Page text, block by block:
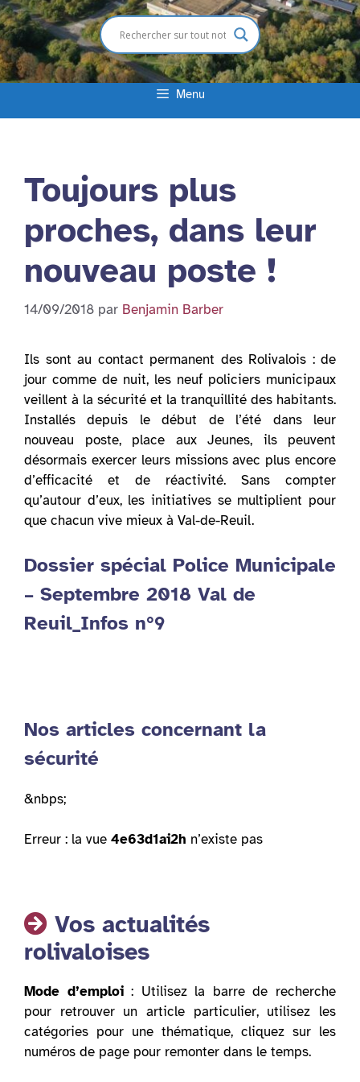
Menu
Toujours plus
proches, dans leur
nouveau poste !
14/09/2018 par Benjamin Barber
Ils sont au contact permanent des Rolivalois : de
jour comme de nuit, les neuf policiers municipaux
veillent à la sécurité et la tranquillité des habitants.
Installés depuis le début de l’été dans leur
nouveau poste, place aux Jeunes, ils peuvent
désormais exercer leurs missions avec plus encore
d’efficacité et de réactivité. Sans compter
qu’autour d’eux, les initiatives se multiplient pour
que chacun vive mieux à Val-de-Reuil.
Dossier spécial Police Municipale
– Septembre 2018 Val de
Reuil_Infos n°9
Nos articles concernant la
sécurité
&nbps;
Erreur : la vue 4e63d1ai2h n’existe pas
Vos actualités
rolivaloises
Mode d’emploi: Utilisez la barre de recherche
pour retrouver un article particulier, utilisez les
catégories pour une thématique, cliquez sur les
numéros de page pour remonter dans le temps.